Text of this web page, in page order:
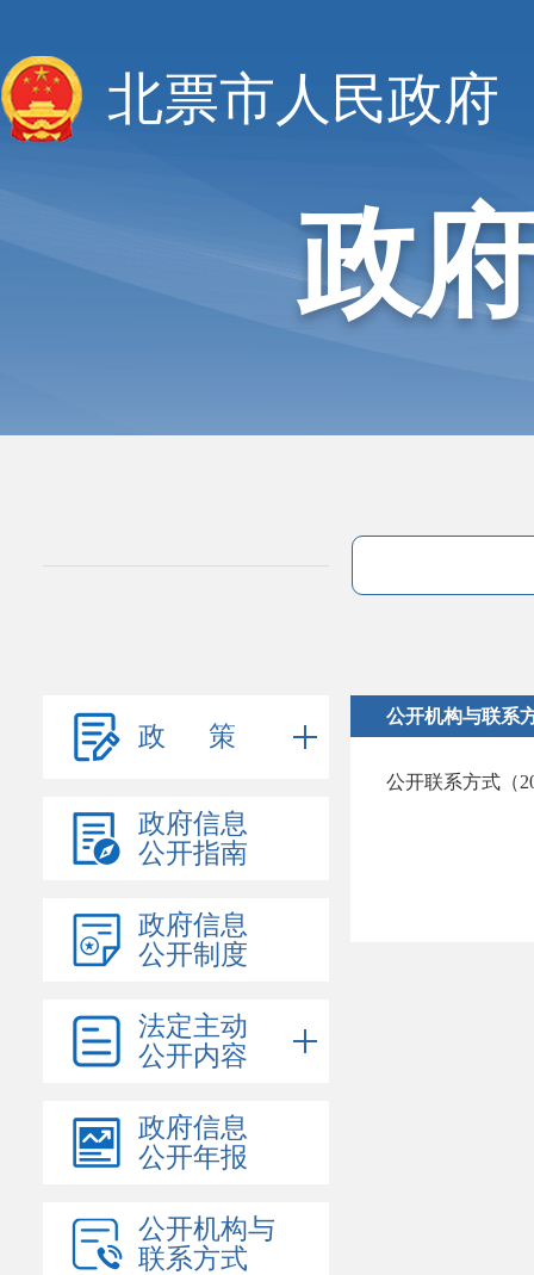
北票市人民政府
政
政 策
政府信息
公开指南
政府信息
公开制度
法定主动
公开内容
政府信息
公开年报
公开机构与
联系方式
公开机构与联系
公开联系方式（